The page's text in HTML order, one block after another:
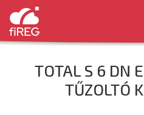
TOTAL S 6 DN
TŰZOLTÓ